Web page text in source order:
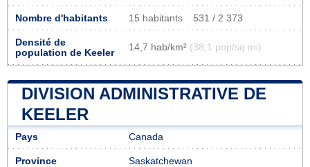
Nombre d'habitants 15 habitants 531 / 2 373
Densité de
population de Keeler
14,7 hab/km² (38,1 pop/sq mi)
DIVISION ADMINISTRATIVE DE
KEELER
Pays Canada
Province Saskatchewan